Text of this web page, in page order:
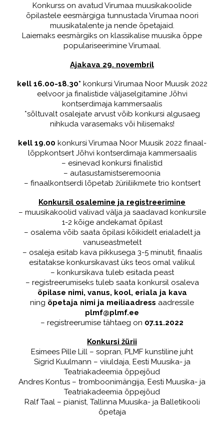
Konkurss on avatud Virumaa muusikakoolide
õpilastele eesmärgiga tunnustada Virumaa noori
muusikatalente ja nende õpetajaid.
Laiemaks eesmärgiks on klassikalise muusika õppe
populariseerimine Virumaal.
Ajakava 29. novembril
kell 16.00-18.30*konkursi Virumaa Noor Muusik 2022
eelvoor ja finalistide väljaselgitamine Jõhvi
kontserdimaja kammersaalis
*sõltuvalt osalejate arvust võib konkursi algusaeg
nihkuda varasemaks või hilisemaks!
kell 19.00 konkursi Virumaa Noor Muusik 2022 finaal-
lõppkontsert Jõhvi kontserdimaja kammersaalis
– esinevad konkursi finalistid
– autasustamistseremoonia
– finaalkontserdi lõpetab žüriiliikmete trio kontsert
Konkursil osalemine ja registreerimine
– muusikakoolid valivad välja ja saadavad konkursile
1-2 kõige andekamat õpilast
– osalema võib saata õpilasi kõikidelt erialadelt ja
vanuseastmetelt
– osaleja esitab kava pikkusega 3-5 minutit, finaalis
esitatakse konkursikavast üks teos omal valikul
– konkursikava tuleb esitada peast
– registreerumiseks tuleb saata konkursil osaleva
õpilase nimi, vanus, kool, eriala ja kava
ning õpetaja nimi ja meiliaadress aadressile
plmf@plmf.ee
– registreerumise tähtaeg on 07.11.2022
Konkursi žürii
Esimees Pille Lill – sopran, PLMF kunstiline juht
Sigrid Kuulmann – viiuldaja, Eesti Muusika- ja
Teatriakadeemia õppejõud
Andres Kontus – tromboonimängija, Eesti Muusika- ja
Teatriakadeemia õppejõud
Ralf Taal – pianist, Tallinna Muusika- ja Balletikooli
õpetaja